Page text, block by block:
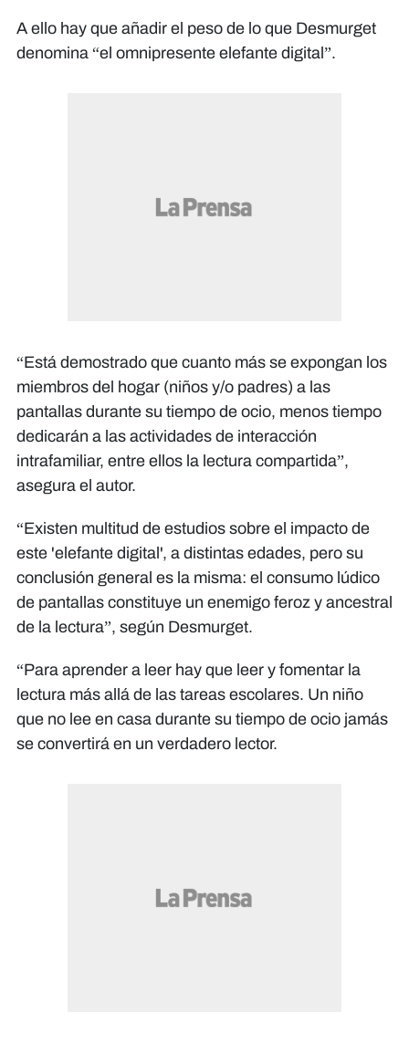
A ello hay que añadir el peso de lo que Desmurget
denomina “el omnipresente elefante digital”.
“Está demostrado que cuanto más se expongan los
miembros del hogar (niños y/o padres) a las
pantallas durante su tiempo de ocio, menos tiempo
dedicarán a las actividades de interacción
intrafamiliar, entre ellos la lectura compartida”,
asegura el autor.
“Existen multitud de estudios sobre el impacto de
este 'elefante digital', a distintas edades, pero su
conclusión general es la misma: el consumo lúdico
de pantallas constituye un enemigo feroz y ancestral
de la lectura”, según Desmurget.
“Para aprender a leer hay que leer y fomentar la
lectura más allá de las tareas escolares. Un niño
que no lee en casa durante su tiempo de ocio jamás
se convertirá en un verdadero lector.